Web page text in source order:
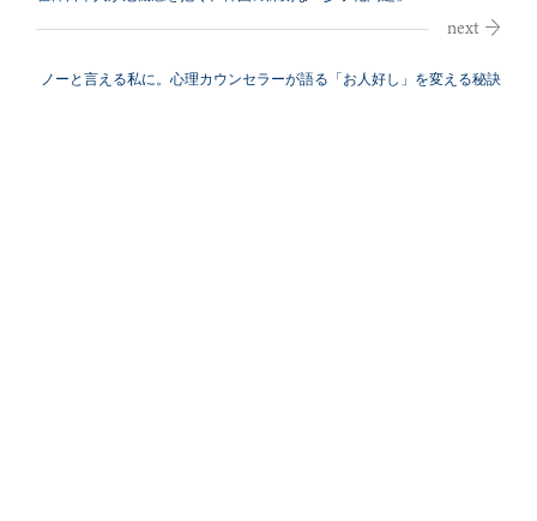
ノーと言える私に。心理カウンセラーが語る「お人好し」を変える秘訣